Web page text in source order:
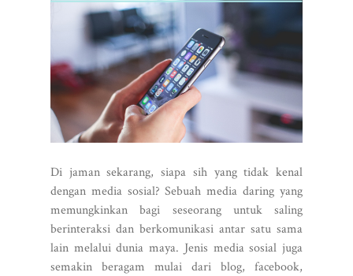
Di jaman sekarang, siapa sih yang tidak kenal
dengan media sosial? Sebuah media daring yang
memungkinkan bagi seseorang untuk saling
berinteraksi dan berkomunikasi antar satu sama
lain melalui dunia maya. Jenis media sosial juga
semakin beragam mulai dari blog, facebook,